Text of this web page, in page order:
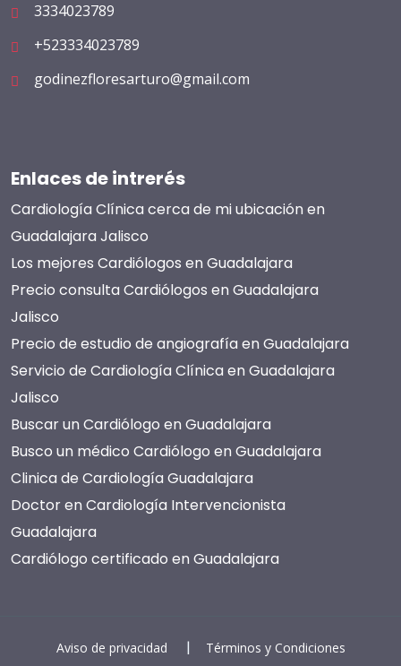
3334023789
+523334023789
godinezfloresarturo@gmail.com
Enlaces de intrerés
Cardiología Clínica cerca de mi ubicación en
Guadalajara Jalisco
Los mejores Cardiólogos en Guadalajara
Precio consulta Cardiólogos en Guadalajara
Jalisco
Precio de estudio de angiografía en Guadalajara
Servicio de Cardiología Clínica en Guadalajara
Jalisco
Buscar un Cardiólogo en Guadalajara
Busco un médico Cardiólogo en Guadalajara
Clinica de Cardiología Guadalajara
Doctor en Cardiología Intervencionista
Guadalajara
Cardiólogo certificado en Guadalajara
Whatsapp de un Cardiólogo en Guadalajara
Aviso de privacidad | Términos y Condiciones